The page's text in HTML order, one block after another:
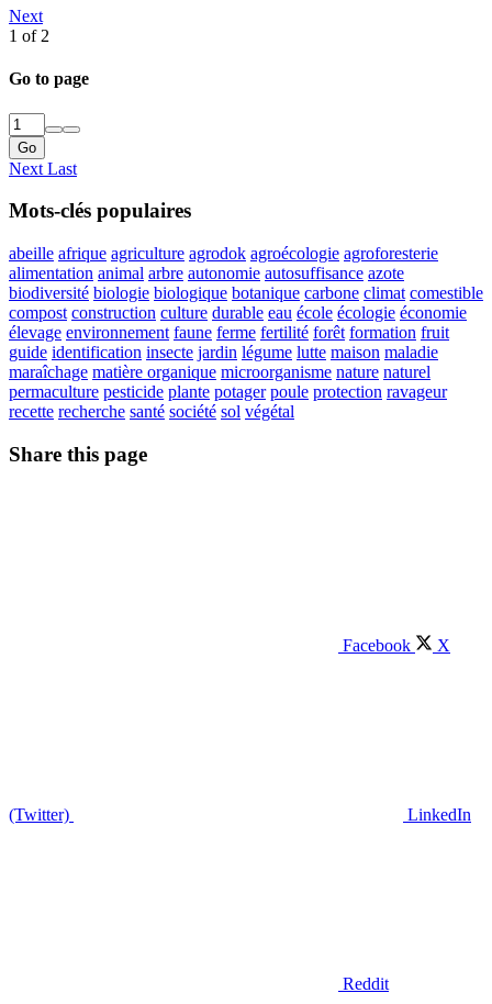
Next
1 of 2
Go to page
Go
Next Last
Mots-clés populaires
abeille afrique agriculture agrodok agroécologie agroforesterie
alimentation animal arbre autonomie autosuffisance azote
biodiversité biologie biologique botanique carbone climat comestible
compost construction culture durable eau école écologie économie
élevage environnement faune ferme fertilité forêt formation fruit
guide identification insecte jardin légume lutte maison maladie
maraîchage matière organique microorganisme nature naturel
permaculture pesticide plante potager poule protection ravageur
recette recherche santé société sol végétal
Share this page
Facebook X
(Twitter) LinkedIn
Reddit